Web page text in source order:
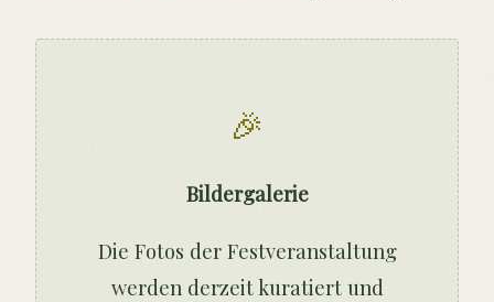
🎉
Bildergalerie
Die Fotos der Festveranstaltung
werden derzeit kuratiert und